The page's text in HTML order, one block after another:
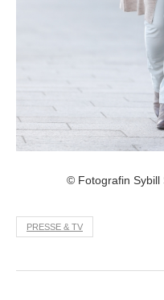
© Fotografin Sybill
PRESSE & TV